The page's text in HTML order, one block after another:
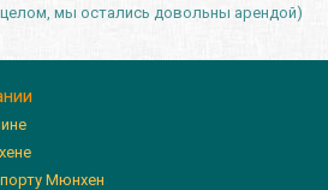
мы остались довольны арендой)
Мюнхен